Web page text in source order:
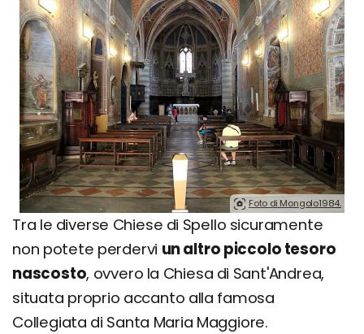
Foto di Mongolo1984.
Tra le diverse Chiese di Spello sicuramente
non potete perdervi un altro piccolo tesoro
nascosto, ovvero la Chiesa di Sant'Andrea,
situata proprio accanto alla famosa
Collegiata di Santa Maria Maggiore.